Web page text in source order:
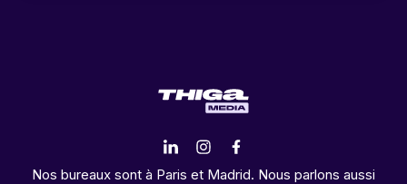
Nos bureaux sont à Paris et Madrid. Nous parlons aussi